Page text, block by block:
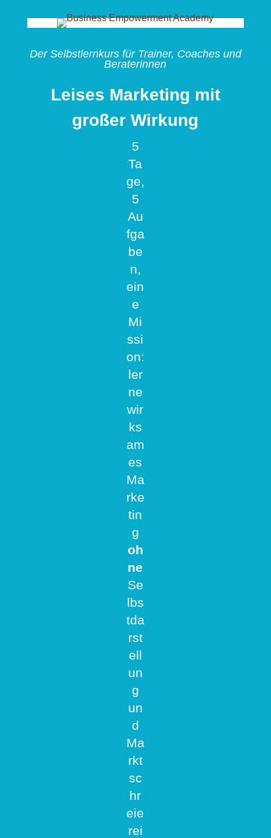
Der Selbstlernkurs für Trainer, Coaches und
Beraterinnen
Leises Marketing mit
großer Wirkung
5
Ta
ge,
5
Au
fga
be
n,
ein
e
Mi
ssi
on:
ler
ne
wir
ks
am
es
Ma
rke
tin
g
oh
ne
Se
lbs
tda
rst
ell
un
g
un
d
Ma
rkt
sc
hr
eie
rei